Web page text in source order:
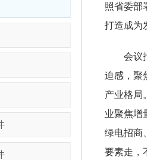
照省委部
打造成为
会议指
迫感，聚
产业格局
业聚焦增
绿电招商
要素走，